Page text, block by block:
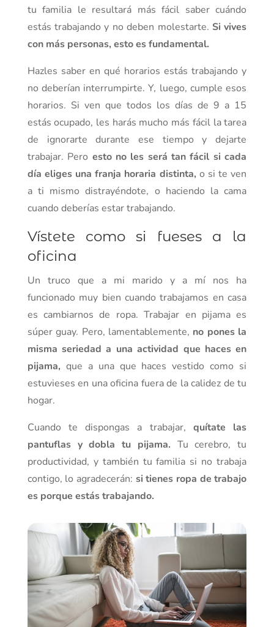
tu familia le resultará más fácil saber cuándo
estás trabajando y no deben molestarte. Si vives
con más personas, esto es fundamental.
Hazles saber en qué horarios estás trabajando y
no deberían interrumpirte. Y, luego, cumple esos
horarios. Si ven que todos los días de 9 a 15
estás ocupado, les harás mucho más fácil la tarea
de ignorarte durante ese tiempo y dejarte
trabajar. Pero esto no les será tan fácil si cada
día eliges una franja horaria distinta, o si te ven
a ti mismo distrayéndote, o haciendo la cama
cuando deberías estar trabajando.
Vístete como si fueses a la
oficina
Un truco que a mi marido y a mí nos ha
funcionado muy bien cuando trabajamos en casa
es cambiarnos de ropa. Trabajar en pijama es
súper guay. Pero, lamentablemente, no pones la
misma seriedad a una actividad que haces en
pijama, que a una que haces vestido como si
estuvieses en una oficina fuera de la calidez de tu
hogar.
Cuando te dispongas a trabajar, quítate las
pantuflas y dobla tu pijama. Tu cerebro, tu
productividad, y también tu familia si no trabaja
contigo, lo agradecerán: si tienes ropa de trabajo
es porque estás trabajando.